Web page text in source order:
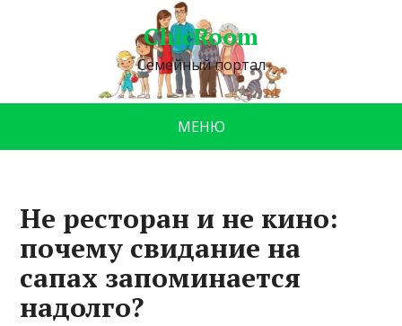
ChicRoom
Семейный портал
МЕНЮ
Не ресторан и не кино:
почему свидание на
сапах запоминается
надолго?